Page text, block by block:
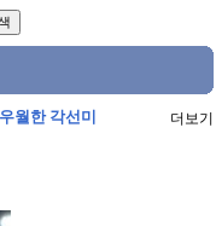
월한 각선미 더보기